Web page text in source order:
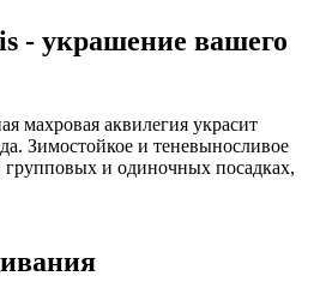
- украшение вашего
махровая аквилегия украсит
Зимостойкое и теневыносливое
групповых и одиночных посадках,